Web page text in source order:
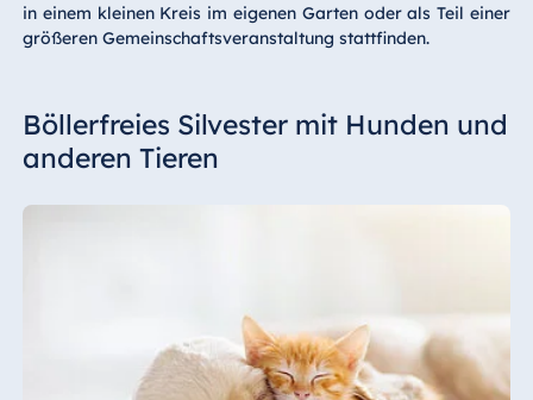
in einem kleinen Kreis im eigenen Garten oder als Teil einer
größeren Gemeinschaftsveranstaltung stattfinden.
Böllerfreies Silvester mit Hunden und
anderen Tieren